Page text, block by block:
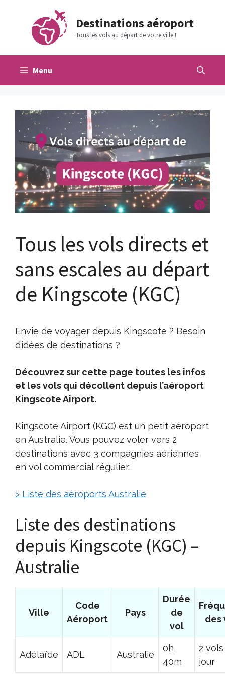
contenu
Destinations aéroport
Tous les vols au départ de votre ville !
Menu
Tous les vols directs et
sans escales au départ
de Kingscote (KGC)
Envie de voyager depuis Kingscote ? Besoin
d’idées de destinations ?
Découvrez sur cette page toutes les infos
et les vols qui décollent depuis l’aéroport
Kingscote Airport.
Kingscote Airport (KGC) est un petit aéroport
en Australie. Vous pouvez voler vers 2
destinations avec 3 compagnies aériennes
en vol commercial régulier.
> Liste des aéroports Australie
Liste des destinations
depuis Kingscote (KGC) –
Australie
Ville
Code
Aéroport
Pays
Durée
de
vol
des
Adélaïde ADL Australie
0h
40m
2
jour